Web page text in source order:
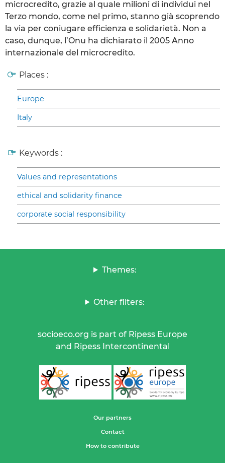
microcredito, grazie al quale milioni di individui nel
Terzo mondo, come nel primo, stanno già scoprendo
la via per coniugare efficienza e solidarietà. Non a
caso, dunque, l’Onu ha dichiarato il 2005 Anno
internazionale del microcredito.
Places :
Europe
Italy
Keywords :
Values and representations
ethical and solidarity finance
corporate social responsibility
Themes:
Other filters:
socioeco.org is part of Ripess Europe
and Ripess Intercontinental
Our partners
Contact
How to contribute